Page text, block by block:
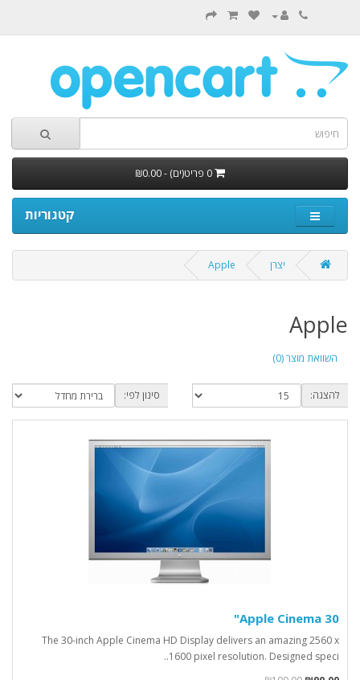
0 פריט(ים) - ₪0.00
קטגוריות
יצרן Apple
Apple
השוואת מוצר (0)
סינון לפי: להצגה:
Apple Cinema 30"
The 30-inch Apple Cinema HD Display delivers an amazing 2560 x
1600 pixel resolution. Designed speci..